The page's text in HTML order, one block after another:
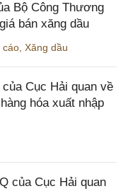
Bộ Công Thương
bán xăng dầu
cáo Xăng dầu
Cục Hải quan về
hóa xuất nhập
của Cục Hải quan